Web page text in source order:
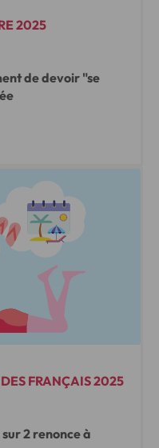
2025
de devoir "se
FRANÇAIS 2025
2 renonce à